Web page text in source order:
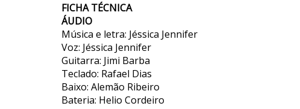
FICHA TÉCNICA
ÁUDIO
Música e letra: Jéssica Jennifer
Voz: Jéssica Jennifer
Guitarra: Jimi Barba
Teclado: Rafael Dias
Baixo: Alemão Ribeiro
Bateria: Helio Cordeiro